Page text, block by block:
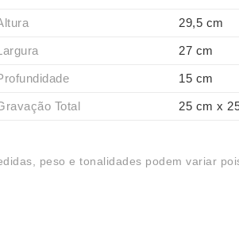
29,5 cm
27 cm
15 cm
Total 25 cm x
peso e tonalidades podem variar